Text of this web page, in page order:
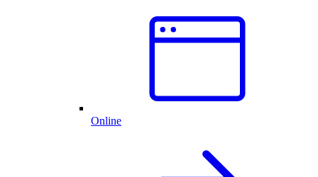
Online